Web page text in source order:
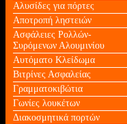
Αλυσίδες για πόρτες
Αποτροπή ληστειών
Ασφάλειες Ρολλών-
Συρόμενων Αλουμινίου
Αυτόματο Κλείδωμα
Βιτρίνες Ασφαλείας
Γραμματοκιβώτια
Γωνίες λουκέτων
Διακοσμητικά πορτών